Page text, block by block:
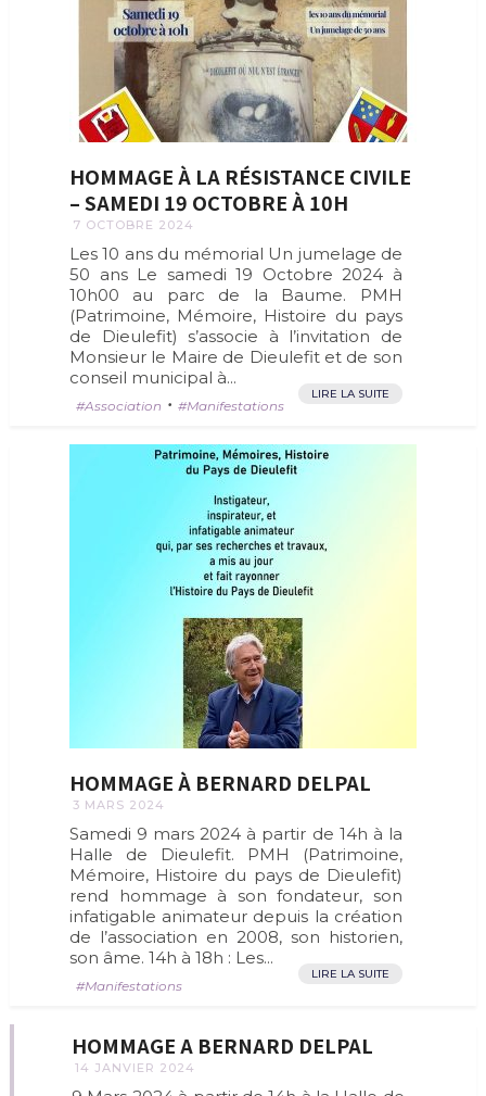
HOMMAGE À LA RÉSISTANCE CIVILE
– SAMEDI 19 OCTOBRE À 10H
7 OCTOBRE 2024
Les 10 ans du mémorial Un jumelage de
50 ans Le samedi 19 Octobre 2024 à
10h00 au parc de la Baume. PMH
(Patrimoine, Mémoire, Histoire du pays
de Dieulefit) s’associe à l’invitation de
Monsieur le Maire de Dieulefit et de son
conseil municipal à...
LIRE LA SUITE
Association • Manifestations
HOMMAGE À BERNARD DELPAL
3 MARS 2024
Samedi 9 mars 2024 à partir de 14h à la
Halle de Dieulefit. PMH (Patrimoine,
Mémoire, Histoire du pays de Dieulefit)
rend hommage à son fondateur, son
infatigable animateur depuis la création
de l’association en 2008, son historien,
son âme. 14h à 18h : Les...
LIRE LA SUITE
Manifestations
HOMMAGE A BERNARD DELPAL
14 JANVIER 2024